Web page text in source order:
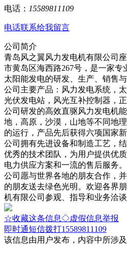
电话： 15589811109
电话联系给我留言
公司简介
青岛风之翼风力发电机有限公司
市黄岛区海西路267号，是一家专
太阳能发电的研发、生产、销售
公司主要产品：风力发电系统，
光伏发电站，风光互补控制器，正
公司研发的高效直驱风力发电机
地，高原，沙漠，山地等不同地
的运行，产品先后获得六项国家新
公司拥有先进设备和制造工艺，
优秀的技术团队，为用户提供优
电力供应方案和一流的售后服务。
公司愿与世界各地的朋友合作，
的朋友送去绿色光明。欢迎各界
机有限公司参观、指导和业务洽谈
☆收藏这条信息◇虚假信息举报
即时通短信拨打15589811109
该信息由用户发布，内容中所涉